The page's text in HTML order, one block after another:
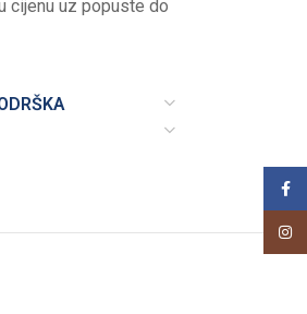
cijenu uz popuste do